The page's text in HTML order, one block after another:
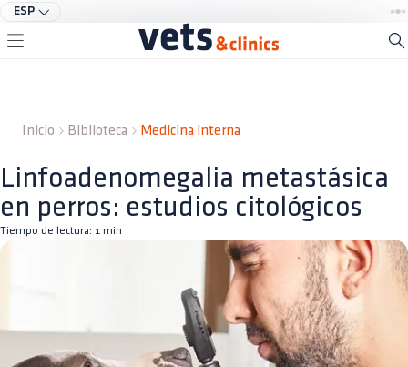
ESP
Inicio Biblioteca Medicina interna
Linfoadenomegalia metastásica
en perros: estudios citológicos
Tiempo de lectura: 1 min